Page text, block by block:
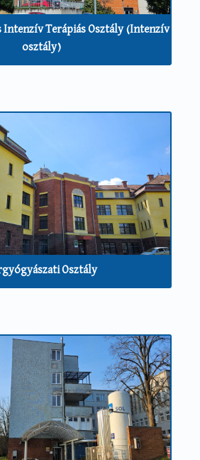
Intenzív Terápiás Osztály (Intenzív
osztály)
Osztály